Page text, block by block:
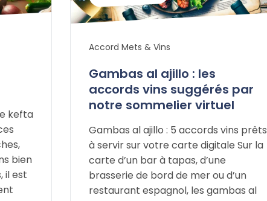
kefta
bien
il est
Accord Mets & Vins
Gambas al ajillo : les
accords vins suggérés par
notre sommelier virtuel
Gambas al ajillo : 5 accords vins prêts
à servir sur votre carte digitale Sur la
carte d’un bar à tapas, d’une
brasserie de bord de mer ou d’un
restaurant espagnol, les gambas al